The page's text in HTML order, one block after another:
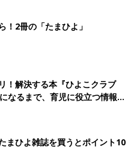
！2冊の「たまひよ」
！解決する本『ひよこクラブ
るまで、育児に役立つ情報が
まひよ雑誌を買うとポイント10